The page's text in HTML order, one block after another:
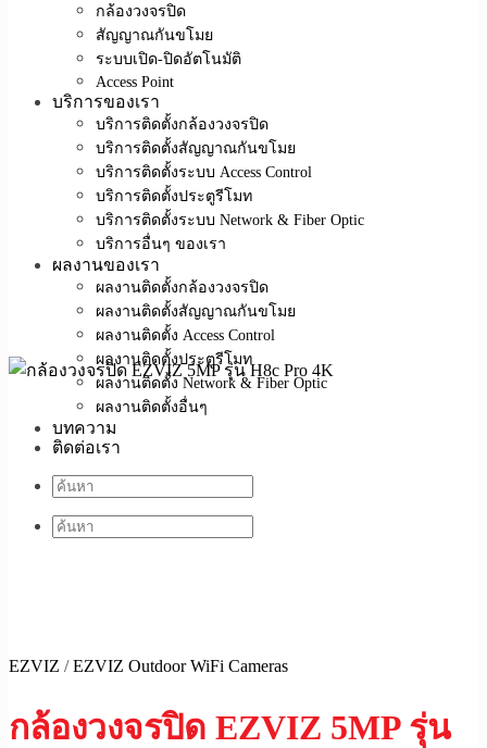
กล้องวงจรปิด
สัญญาณกันขโมย
ระบบเปิด-ปิดอัตโนมัติ
Access Point
บริการของเรา
บริการติดตั้งกล้องวงจรปิด
บริการติดตั้งสัญญาณกันขโมย
บริการติดตั้งระบบ Access Control
บริการติดตั้งประตูรีโมท
บริการติดตั้งระบบ Network & Fiber Optic
บริการอื่นๆ ของเรา
ผลงานของเรา
ผลงานติดตั้งกล้องวงจรปิด
ผลงานติดตั้งสัญญาณกันขโมย
ผลงานติดตั้ง Access Control
ผลงานติดตั้งประตูรีโมท
ผลงานติดตั้ง Network & Fiber Optic
ผลงานติดตั้งอื่นๆ
บทความ
ติดต่อเรา
EZVIZ / EZVIZ Outdoor WiFi Cameras
กล้องวงจรปิด EZVIZ 5MP รุ่น